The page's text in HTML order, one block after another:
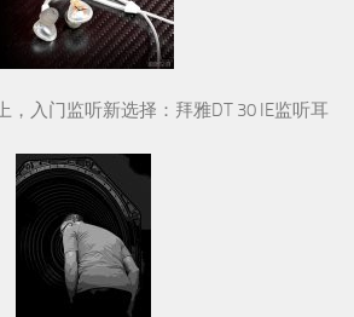
，入门监听新选择：拜雅DT 30 IE监听耳